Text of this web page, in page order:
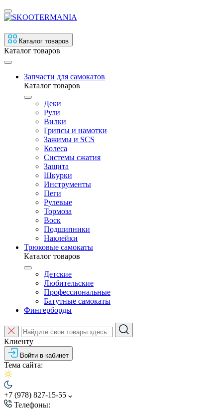
Каталог товаров
Каталог товаров
Запчасти для самокатов
Каталог товаров
Деки
Рули
Вилки
Грипсы и намотки
Зажимы и SCS
Колеса
Системы сжатия
Защита
Шкурки
Инструменты
Пеги
Рулевые
Тормоза
Воск
Подшипники
Наклейки
Трюковые самокаты
Каталог товаров
Детские
Любительские
Профессиональные
Батутные самокаты
Фингерборды
Клиенту
Войти в кабинет
Тема сайта:
+7 (978) 827-15-55
Телефоны: